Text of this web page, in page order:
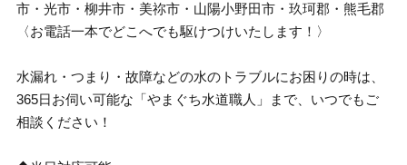
市・光市・柳井市・美祢市・山陽小野田市・玖珂郡・熊毛郡
〈お電話一本でどこへでも駆けつけいたします！〉
水漏れ・つまり・故障などの水のトラブルにお困りの時は、
365日お伺い可能な「やまぐち水道職人」まで、いつでもご
相談ください！